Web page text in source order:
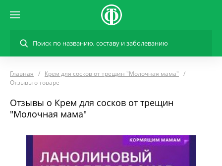
Главная
Крем для сосков от трещин "Молочная мама"
Отзывы о товаре
Отзывы о Крем для сосков от трещин
"Молочная мама"